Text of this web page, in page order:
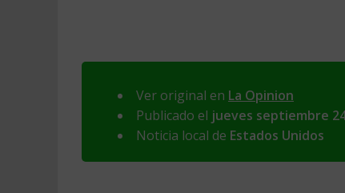
Ver original en La Opinion
Publicado el jueves septiembre
Noticia local de Estados Unidos